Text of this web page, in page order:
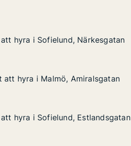
Närkesgatan
hyra i Sofielund, Närkesgatan
hyra i Sofielund, Närkesgatan
Amiralsgatan
att hyra i Malmö, Amiralsgatan
att hyra i Malmö, Amiralsgatan
Estlandsgatan
hyra i Sofielund, Estlandsgatan
hyra i Sofielund, Estlandsgatan